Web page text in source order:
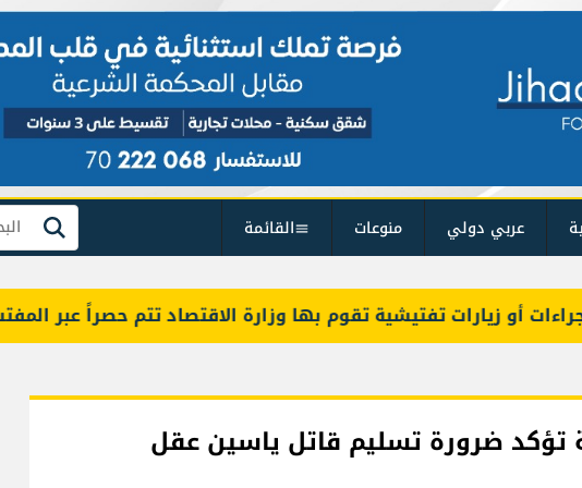
عربي دولي منوعات القائمة بحث
أو زيارات تفتيشية تقوم بها وزارة الاقتصاد تتم حصراً عبر
تؤكد ضرورة تسليم قاتل ياسين عقل